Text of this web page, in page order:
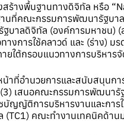
างพื้นฐานทางดิจิทัล หรือ
ฐานที่คณะกรรมการพัฒนารั
ลดิจิทัล (องค์การมหาชน) (
งการใช้คลาวด์ และ (ร่าง)
ใต้กรอบแนวทางการบริหาร
าที่อำนวยการและสนับสนุน
เสนอคณะกรรมการพัฒนา
บัญญัติการบริหารงานและกา
คณะทำงานเทคนิคด้าน